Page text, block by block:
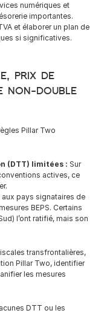
numériques et
importantes.
et élaborer un plan de
si significatives.
prix de
non-double
Pillar Two
(DTT) limitées : Sur
actives, ce
aux pays signataires de
BEPS. Certains
l’ont ratifié, mais son
transfrontalières,
Pillar Two, identifier
les mesures
DTT ou les